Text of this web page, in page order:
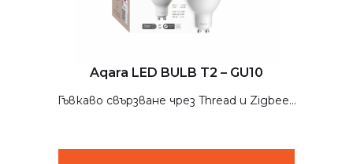
Aqara LED BULB T2 – GU10
Гъвкаво свързване чрез Thread и Zigbee...